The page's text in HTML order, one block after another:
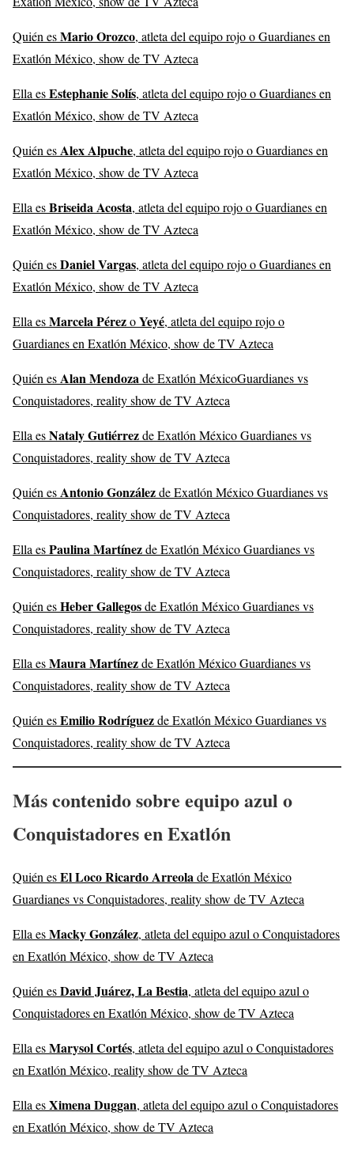
Quién esMario Orozco, atleta del equipo rojo o Guardianes en
Exatlón México, show de TV Azteca
Ella esEstephanie Solís, atleta del equipo rojo o Guardianes en
Exatlón México, show de TV Azteca
Quién esAlex Alpuche, atleta del equipo rojo o Guardianes en
Exatlón México, show de TV Azteca
Ella esBriseida Acosta, atleta del equipo rojo o Guardianes en
Exatlón México, show de TV Azteca
Quién esDaniel Vargas, atleta del equipo rojo o Guardianes en
Exatlón México, show de TV Azteca
Ella esMarcela PérezoYeyé, atleta del equipo rojo o
Guardianes en Exatlón México, show de TV Azteca
Quién esAlan Mendozade Exatlón MéxicoGuardianes vs
Conquistadores, reality show de TV Azteca
Ella esNataly Gutiérrezde Exatlón México Guardianes vs
Conquistadores, reality show de TV Azteca
Quién esAntonio Gonzálezde Exatlón México Guardianes vs
Conquistadores, reality show de TV Azteca
Ella esPaulina Martínezde Exatlón México Guardianes vs
Conquistadores, reality show de TV Azteca
Quién esHeber Gallegosde Exatlón México Guardianes vs
Conquistadores, reality show de TV Azteca
Ella esMaura Martínezde Exatlón México Guardianes vs
Conquistadores, reality show de TV Azteca
Quién esEmilio Rodríguezde Exatlón México Guardianes vs
Conquistadores, reality show de TV Azteca
Más contenido sobre equipo azul o
Conquistadores en Exatlón
Quién esEl Loco Ricardo Arreolade Exatlón México
Guardianes vs Conquistadores, reality show de TV Azteca
Ella esMacky González, atleta del equipo azul o Conquistadores
en Exatlón México, show de TV Azteca
Quién esDavid Juárez, La Bestia, atleta del equipo azul o
Conquistadores en Exatlón México, show de TV Azteca
Ella esMarysol Cortés, atleta del equipo azul o Conquistadores
en Exatlón México, reality show de TV Azteca
Ella esXimena Duggan, atleta del equipo azul o Conquistadores
en Exatlón México, show de TV Azteca